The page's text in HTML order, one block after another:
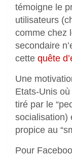
témoigne le
utilisateurs
comme chez
secondaire
cette quête
Une
Etats-Unis
tiré par le
socialisation)
propice au
Pour